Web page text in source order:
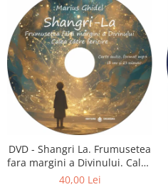
DVD - Shangri La. Frumusetea
fara margini a Divinului. Calea
catre fericire
40,00 Lei